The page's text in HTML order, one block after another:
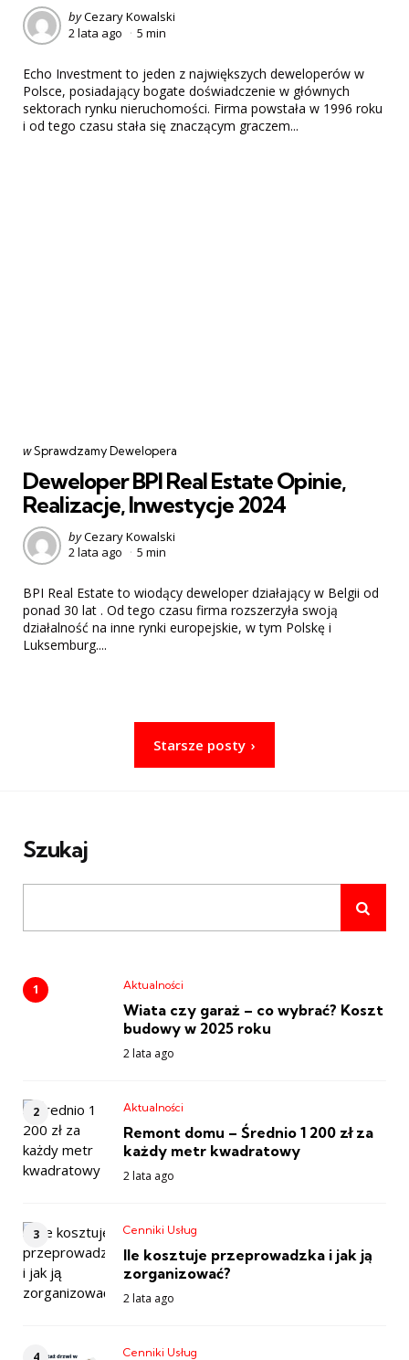
Posted
by
byCezary Kowalski
2 lata ago
5 min
Echo Investment to jeden z największych deweloperów w
Polsce, posiadający bogate doświadczenie w głównych
sektorach rynku nieruchomości. Firma powstała w 1996 roku
i od tego czasu stała się znaczącym graczem...
Categories
post
wSprawdzamy Dewelopera
Deweloper BPI Real Estate Opinie,
Realizacje, Inwestycje 2024
Posted
by
byCezary Kowalski
2 lata ago
5 min
BPI Real Estate to wiodący deweloper działający w Belgii od
ponad 30 lat . Od tego czasu firma rozszerzyła swoją
działalność na inne rynki europejskie, w tym Polskę i
Luksemburg....
Starsze posty
Szukaj
Aktualności
Wiata czy garaż – co wybrać? Koszt
budowy w 2025 roku
2 lata ago
Aktualności
Remont domu – Średnio 1 200 zł za
każdy metr kwadratowy
2 lata ago
Cenniki Usług
Ile kosztuje przeprowadzka i jak ją
zorganizować?
2 lata ago
Cenniki Usług